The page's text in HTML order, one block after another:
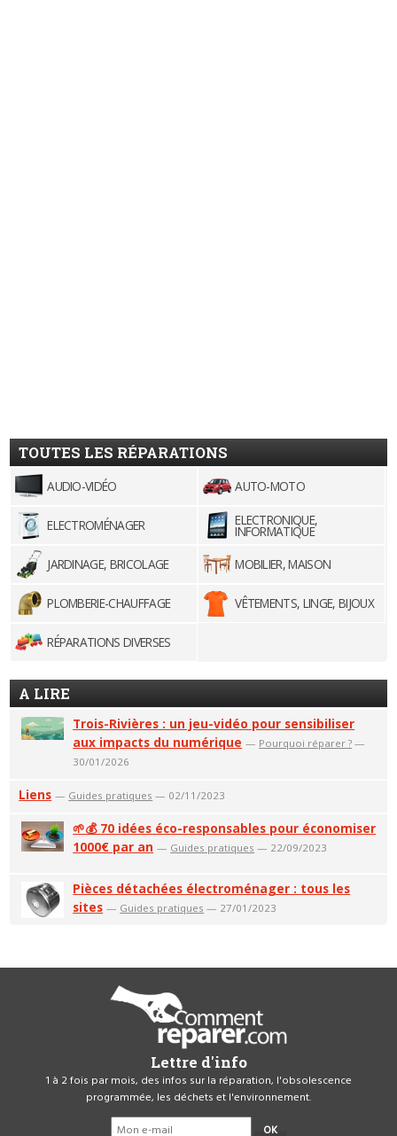
TOUTES LES RÉPARATIONS
AUDIO-VIDÉO AUTO-MOTO
ELECTROMÉNAGER ELECTRONIQUE,
INFORMATIQUE
JARDINAGE, BRICOLAGE
MOBILIER, MAISON
PLOMBERIE-CHAUFFAGE VÊTEMENTS, LINGE, BIJOUX
RÉPARATIONS DIVERSES
A LIRE
Trois-Rivières : un jeu-vidéo pour sensibiliser
aux impacts du numérique — Pourquoi réparer ? —
30/01/2026
Liens — Guides pratiques — 02/11/2023
🌱💰 70 idées éco-responsables pour économiser
1000€ par an — Guides pratiques — 22/09/2023
Pièces détachées électroménager : tous les
sites — Guides pratiques — 27/01/2023
Lettre d'info
1 à 2 fois par mois, des infos sur la réparation, l'obsolescence
programmée, les déchets et l'environnement.
OK